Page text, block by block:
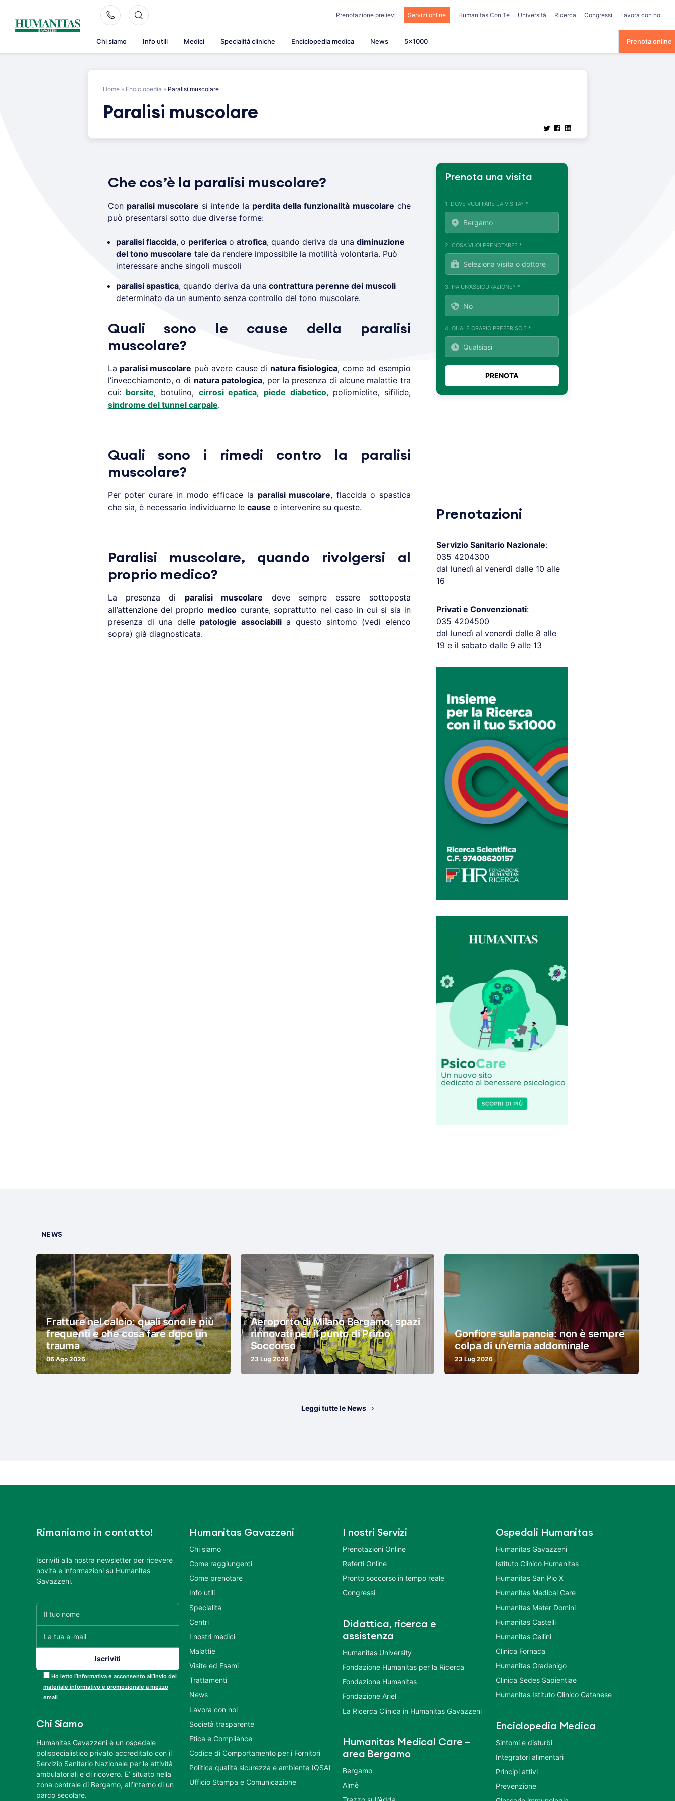
content
Prenotazione prelievi Servizi online Humanitas Con Te Università Ricerca Congressi Lavora con noi
Chi siamo Info utili Medici Specialità cliniche Enciclopedia medica News 5×1000 Prenota online
Home » Enciclopedia » Paralisi muscolare
Paralisi muscolare
Che cos’è la paralisi muscolare?
Con paralisi muscolare si intende la perdita della funzionalità muscolare che
può presentarsi sotto due diverse forme:
paralisi flaccida, o perifericao atrofica, quando deriva da una diminuzione
del tono muscolare tale da rendere impossibile la motilità volontaria. Può
interessare anche singoli muscoli
paralisi spastica, quando deriva da una contrattura perenne dei muscoli
determinato da un aumento senza controllo del tono muscolare.
Quali sono le cause della paralisi
muscolare?
La paralisi muscolare può avere cause di natura fisiologica, come ad esempio
l’invecchiamento, o di natura patologica, per la presenza di alcune malattie tra
cui: borsite, botulino, cirrosi epatica, piede diabetico, poliomielite, sifilide,
sindrome del tunnel carpale.
Quali sono i rimedi contro la paralisi
muscolare?
Per poter curare in modo efficace la paralisi muscolare, flaccida o spastica
che sia, è necessario individuarne le cause e intervenire su queste.
Paralisi muscolare, quando rivolgersi al
proprio medico?
La presenza di paralisi muscolare deve sempre essere sottoposta
all’attenzione del proprio medicocurante, soprattutto nel caso in cui si sia in
presenza di una delle patologie associabilia questo sintomo (vedi elenco
sopra) già diagnosticata.
Prenota una visita
1. DOVE VUOI FARE LA VISITA? *
2. COSA VUOI PRENOTARE? *
3. HA UN'ASSICURAZIONE? *
4. QUALE ORARIO PREFERISCI? *
Prenotazioni
Servizio Sanitario Nazionale:
035 4204300
dal lunedì al venerdì dalle 10 alle
16
Privati e Convenzionati:
035 4204500
dal lunedì al venerdì dalle 8 alle
19 e il sabato dalle 9 alle 13
NEWS
Fratture nel calcio: quali sono le più
frequenti e che cosa fare dopo un
trauma
06 Ago 2026
Aeroporto di Milano Bergamo, spazi
rinnovati per il punto di Primo
Soccorso
23 Lug 2026
Gonfiore sulla pancia: non è sempre
colpa di un’ernia addominale
23 Lug 2026
Leggi tutte le News
Rimaniamo in contatto!
Iscriviti alla nostra newsletter per ricevere
novità e informazioni su Humanitas
Gavazzeni.
Ho letto l’informativa e acconsento all’invio del
materiale informativo e promozionale a mezzo
email
Chi Siamo
Humanitas Gavazzeni è un ospedale
polispecialistico privato accreditato con il
Servizio Sanitario Nazionale per le attività
ambulatoriali e di ricovero. E’ situato nella
zona centrale di Bergamo, all’interno di un
parco secolare.
Humanitas Gavazzeni
Chi siamo
Come raggiungerci
Come prenotare
Info utili
Specialità
Centri
I nostri medici
Malattie
Visite ed Esami
Trattamenti
News
Lavora con noi
Società trasparente
Etica e Compliance
Codice di Comportamento per i Fornitori
Politica qualità sicurezza e ambiente (QSA)
Ufficio Stampa e Comunicazione
I nostri Servizi
Prenotazioni Online
Referti Online
Pronto soccorso in tempo reale
Congressi
Didattica, ricerca e
assistenza
Humanitas University
Fondazione Humanitas per la Ricerca
Fondazione Humanitas
Fondazione Ariel
La Ricerca Clinica in Humanitas Gavazzeni
Humanitas Medical Care –
area Bergamo
Bergamo
Almè
Ospedali Humanitas
Humanitas Gavazzeni
Istituto Clinico Humanitas
Humanitas San Pio X
Humanitas Medical Care
Humanitas Mater Domini
Humanitas Castelli
Humanitas Cellini
Clinica Fornaca
Humanitas Gradenigo
Clinica Sedes Sapientiae
Humanitas Istituto Clinico Catanese
Enciclopedia Medica
Sintomi e disturbi
Integratori alimentari
Principi attivi
Prevenzione